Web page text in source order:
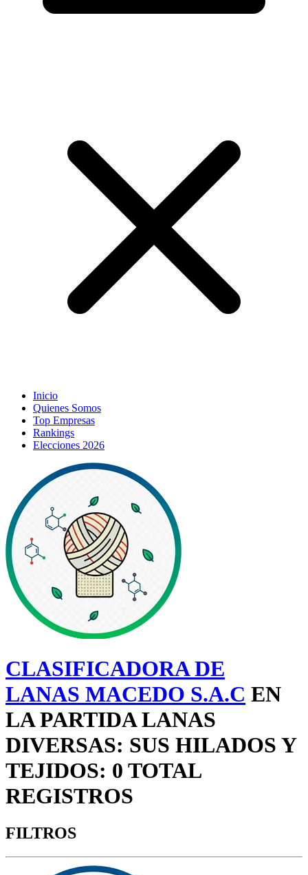
Inicio
Quienes Somos
Top Empresas
Rankings
Elecciones 2026
CLASIFICADORA DE
LANAS MACEDO S.A.C EN
LA PARTIDA LANAS
DIVERSAS: SUS HILADOS Y
TEJIDOS: 0 TOTAL
REGISTROS
FILTROS